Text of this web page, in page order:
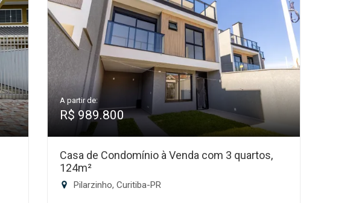
A partir de:
R$ 989.800
Casa de Condomínio à Venda com 3 quartos,
124m²
Pilarzinho, Curitiba-PR